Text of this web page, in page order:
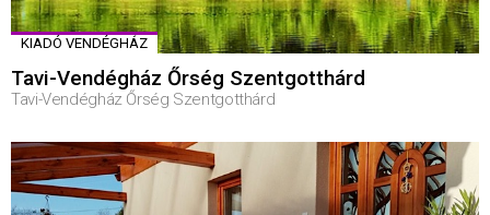
KIADÓ VENDÉGHÁZ
Tavi-Vendégház Őrség Szentgotthárd
Tavi-Vendégház Őrség Szentgotthárd